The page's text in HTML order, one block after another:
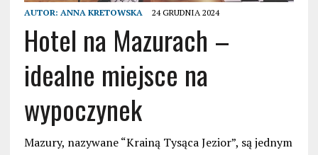
AUTOR: ANNA KRETOWSKA 24 GRUDNIA 2024
Hotel na Mazurach –
idealne miejsce na
wypoczynek
Mazury, nazywane “Krainą Tysąca Jezior”, są jednym